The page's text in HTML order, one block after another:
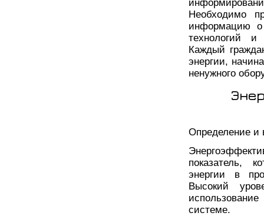
Необходимо
информацию о
технологий и
Каждый
энергии,
ненужного
Определение и
показатель,
энергии в
Высокий
системе.